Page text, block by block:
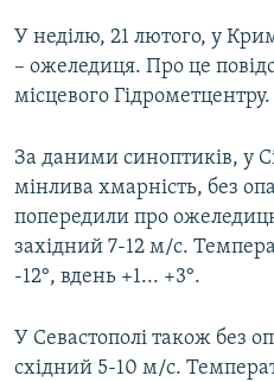
ДОЛУЧАЙСЯ!
Усі сайти RFE/RL
У неділю, 21 лютого, у
– ожеледиця. Про це
місцевого Гідрометцентру.
За даними синоптиків, у
мінлива хмарність, без
попередили про
західний 7-12 м/с.
-12°, вдень +1... +3°.
У Севастополі також без
східний 5-10 м/с.